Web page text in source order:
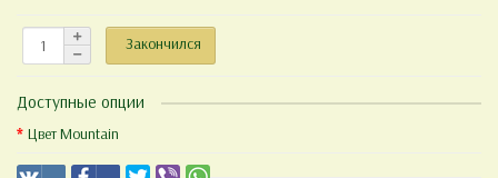
Закончился
Доступные опции
Цвет Mountain